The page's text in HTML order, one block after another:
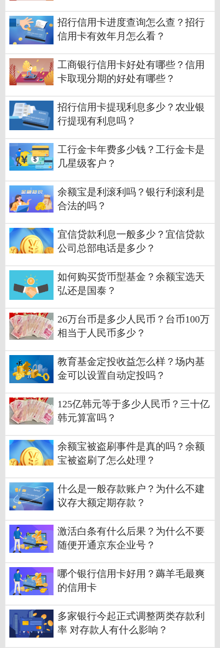
招行信用卡进度查询怎么查？招行
信用卡有效年月怎么看？
工商银行信用卡好处有哪些？信用
卡取现分期的好处有哪些？
招行信用卡提现利息多少？农业银
行提现有利息吗？
工行金卡年费多少钱？工行金卡是
几星级客户？
余额宝是利滚利吗？银行利滚利是
合法的吗？
宜信贷款利息一般多少？宜信贷款
公司总部电话是多少？
如何购买货币型基金？余额宝选天
弘还是国泰？
26万台币是多少人民币？台币100万
相当于人民币多少？
教育基金定投收益怎么样？场内基
金可以设置自动定投吗？
125亿韩元等于多少人民币？三十亿
韩元算富吗？
余额宝被盗刷事件是真的吗？余额
宝被盗刷了怎么处理？
什么是一般存款账户？为什么不建
议存大额定期存款？
激活白条有什么后果？为什么不要
随便开通京东企业号？
哪个银行信用卡好用？薅羊毛最爽
的信用卡
多家银行今起正式调整两类存款利
率 对存款人有什么影响？